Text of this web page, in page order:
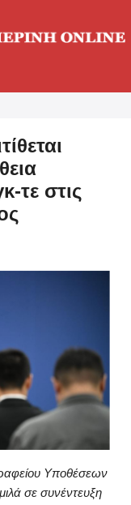
τε στις
Υποθέσεων
σε συνέντευξη